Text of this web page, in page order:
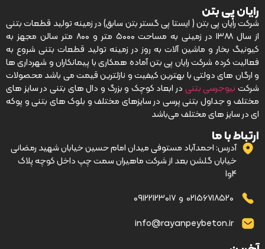
رایان پی بتن
شرکت رایان پی بتن ( ایستا پی گستر بتن سابق) در زمینه تولید قطعات بتنی
از سال ۱۳۸۸ در زمینی به مساحت ۵۰۰۰ متر و ۸۰۰ متر سالن مجهز به
کیونیگ بخار و ماشین آلات به روز در زمینه تولید قطعات بتنی شروع به
فعالیت کرده شرکت رایان پی بتن آماده همکاری با پیمانکاران و شهرداری ها
و ارگان های دولتی با بهترین کیفیت و نازلترین قیمت می باشد محصولات
شرکتنیوجرسی بتنیدر ابعاد کوچک و بزرگ و دال های بتنی در سایز های
مختلف و جداول بتنی پرسی در سایزهای مختلف و بلوک های بتنی و پوکه
ای در سایز های مختلف می‌باشد
ارتباط با ما
آدرس: احمدآباد مستوفی میدان امام حسین خیابان شهید رمضانی
خیابان گلشن بعد از شرکت ماهیران سمت چپ داخل کوچه پلاک
4و1
۰۲۱۵۶۷۱۸۵۲۰ و ۰۹۱۲۲۱۲۳۰۱۷
info@rayanpeybeton.ir